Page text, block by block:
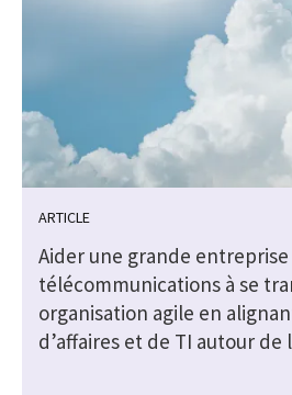
ARTICLE
Aider une grande
télécommunications à se
organisation agile en
d’affaires et de TI autour de